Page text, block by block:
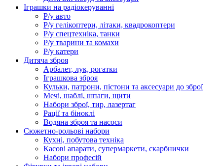
Іграшки на радіокеруванні
Р/у авто
Р/у гелікоптери, літаки, квадрокоптери
Р/у спецтехніка, танки
Р/у тварини та комахи
Р/у катери
Дитяча зброя
Арбалет, лук, рогатки
Іграшкова зброя
Кульки, патрони, пістони та аксесуари до зброї
Мечі, шаблі, шпаги, щити
Набори зброї, тир, лазертаг
Рації та біноклі
Водяна зброя та насоси
Сюжетно-рольові набори
Кухні, побутова техніка
Касові апарати, супермаркети, скарбнички
Набори професій